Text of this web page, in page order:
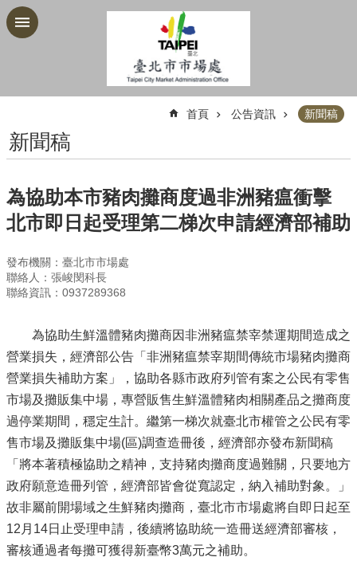
跳到主要內容區塊
首頁 公告資訊 新聞稿
新聞稿
為協助本市豬肉攤商度過非洲豬瘟衝擊
北市即日起受理第二梯次申請經濟部補助
發布機關：臺北市市場處
聯絡人：張峻閔科長
聯絡資訊：0937289368
為協助生鮮溫體豬肉攤商因非洲豬瘟禁宰禁運期間造成之
營業損失，經濟部公告「非洲豬瘟禁宰期間傳統市場豬肉攤商
營業損失補助方案」，協助各縣市政府列管有案之公民有零售
市場及攤販集中場，專營販售生鮮溫體豬肉相關產品之攤商度
過停業期間，穩定生計。繼第一梯次就臺北市權管之公民有零
售市場及攤販集中場(區)調查造冊後，經濟部亦發布新聞稿
「將本著積極協助之精神，支持豬肉攤商度過難關，只要地方
政府願意造冊列管，經濟部皆會從寬認定，納入補助對象。」
故非屬前開場域之生鮮豬肉攤商，臺北市市場處將自即日起至
12月14日止受理申請，後續將協助統一造冊送經濟部審核，
審核通過者每攤可獲得新臺幣3萬元之補助。